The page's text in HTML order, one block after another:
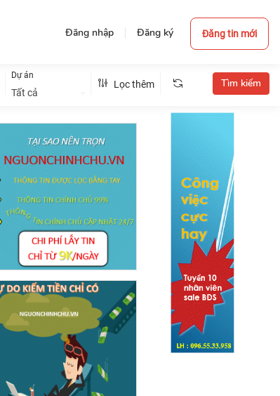
Đăng nhập Đăng ký Đăng tin mới
Dự án
Tất cả
Lọc thêm